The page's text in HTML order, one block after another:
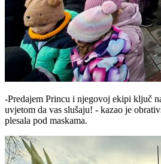
-Predajem Princu i njegovoj ekipi ključ
uvjetom da vas slušaju! - kazao je
plesala pod maskama.